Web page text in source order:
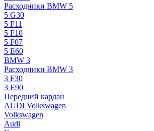
Расходники BMW 5
5 G30
5 F11
5 F10
5 F07
5 E60
BMW 3
Расходники BMW 3
3 F30
3 E90
Передний кардан
AUDI Volkswagen
Volkswagen
Audi